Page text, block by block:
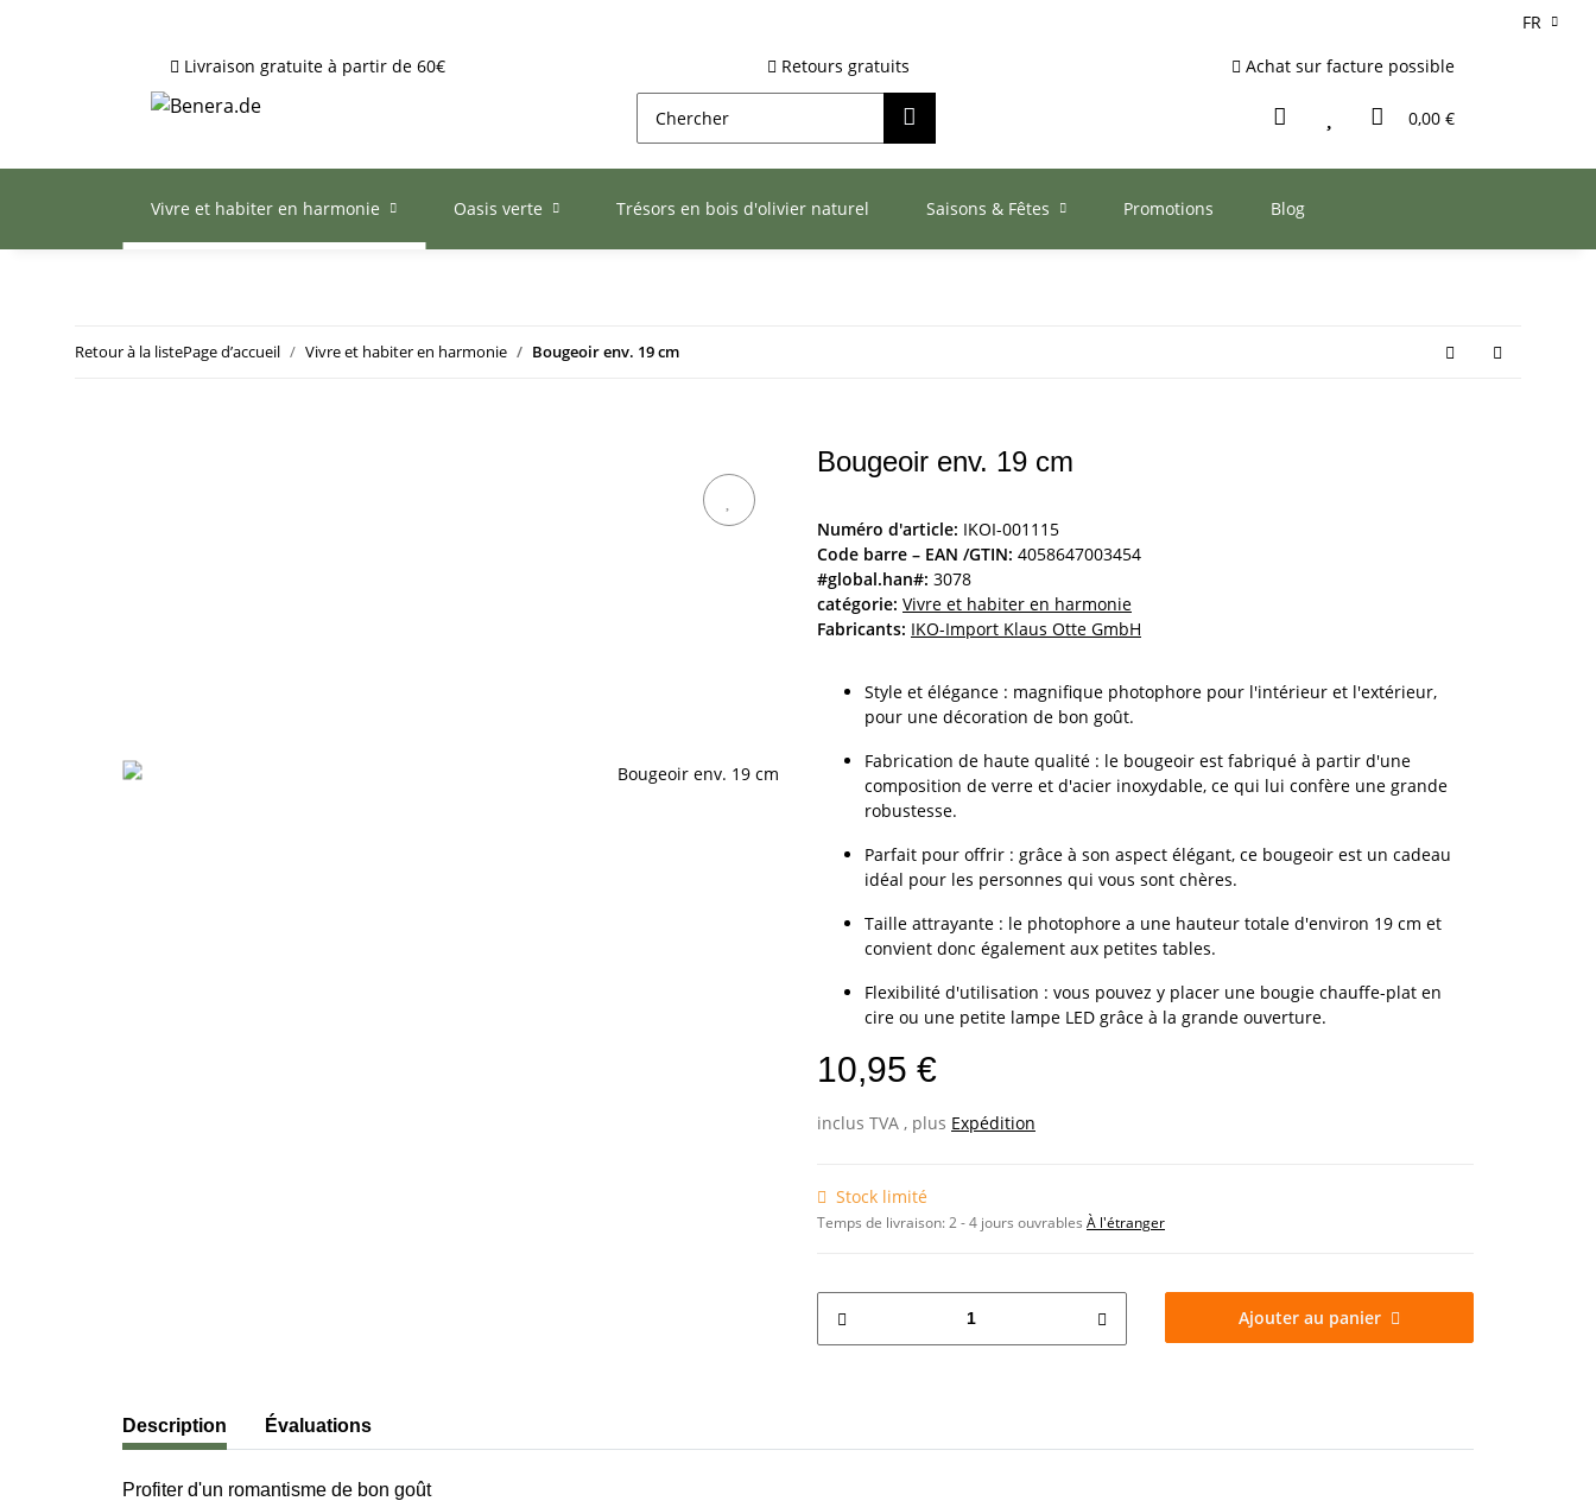
FR
Livraison gratuite à partir de 60€
Retours gratuits Achat sur facture possible
0,00 €
Vivre et habiter en harmonie Oasis verte Trésors en bois d'olivier naturel Saisons & Fêtes Promotions Blog
Retour à la listePage d’accueil Vivre et habiter en harmonie Bougeoir env. 19 cm
Bougeoir env. 19 cm
Numéro d'article: IKOI-001115
Code barre – EAN /GTIN: 4058647003454
#global.han#: 3078
catégorie: Vivre et habiter en harmonie
Fabricants: IKO-Import Klaus Otte GmbH
Style et élégance : magnifique photophore pour l'intérieur et l'extérieur,
pour une décoration de bon goût.
Fabrication de haute qualité : le bougeoir est fabriqué à partir d'une
composition de verre et d'acier inoxydable, ce qui lui confère une grande
robustesse.
Parfait pour offrir : grâce à son aspect élégant, ce bougeoir est un cadeau
idéal pour les personnes qui vous sont chères.
Taille attrayante : le photophore a une hauteur totale d'environ 19 cm et
convient donc également aux petites tables.
Flexibilité d'utilisation : vous pouvez y placer une bougie chauffe-plat en
cire ou une petite lampe LED grâce à la grande ouverture.
10,95 €
inclus TVA , plus Expédition
Stock limité
Temps de livraison:2 - 4 jours ouvrables À l'étranger
Ajouter au panier
#productDetails.showMoreTabs#
Description Évaluations
Profiter d'un romantisme de bon goût